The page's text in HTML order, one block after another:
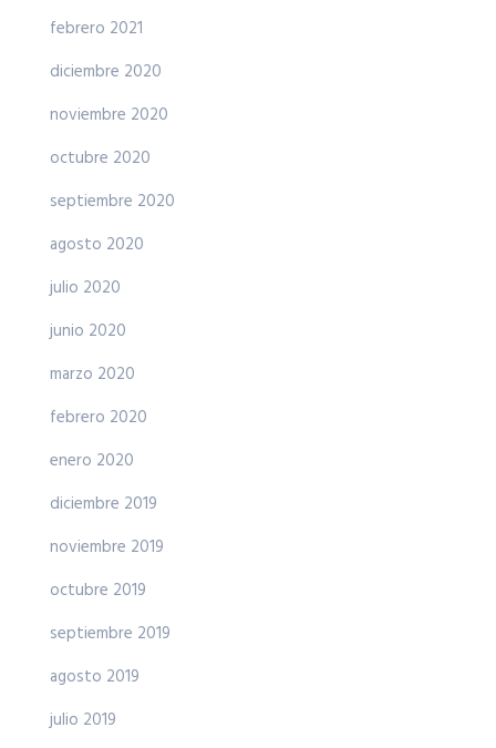
febrero 2021
diciembre 2020
noviembre 2020
octubre 2020
septiembre 2020
agosto 2020
julio 2020
junio 2020
marzo 2020
febrero 2020
enero 2020
diciembre 2019
noviembre 2019
octubre 2019
septiembre 2019
agosto 2019
julio 2019